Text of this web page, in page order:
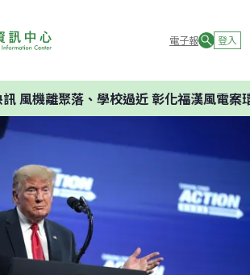
電子報 登入
離聚落、學校過近 彰化福漢風電案環委建